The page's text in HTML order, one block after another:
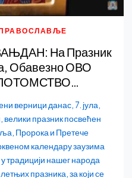
На Празник
Обавезно ОВО
ПОТОМСТВО…
верници данас, 7. јула,
празник посвећен
Пророка и Претече
календару заузима
традицији нашег народа
празника, за који се